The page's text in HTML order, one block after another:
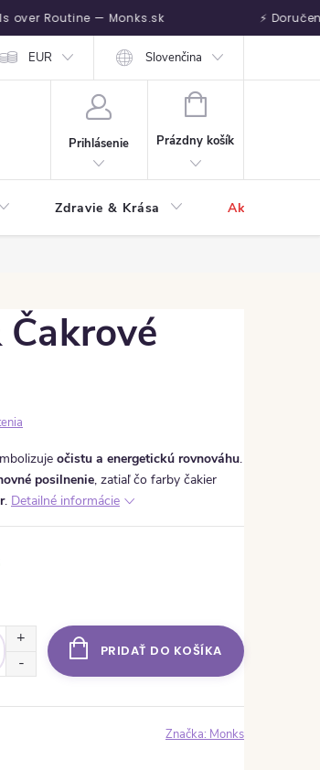
Routine — Monks.sk ⚡ Doručenie
tovaru
EUR Slovenčina
Prihlásenie
NÁKUPNÝ KOŠÍK
Prázdny košík
Zdravie & Krása Akcie
očistu a energetickú rovnováhu.
posilnenie, zatiaľ čo farby čakier
. Detailné informácie
PRIDAŤ DO KOŠÍKA
Značka: Monks